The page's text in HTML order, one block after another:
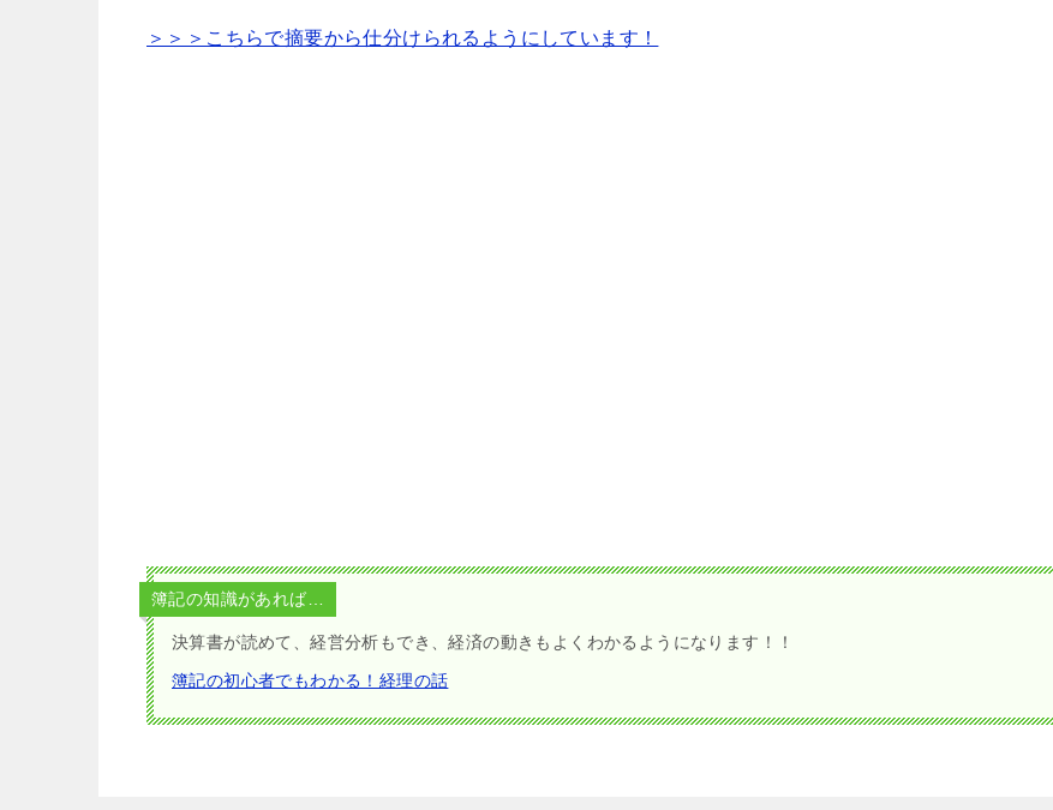
＞＞＞こちらで摘要から仕分けられるようにしています！
簿記の知識があれば…
決算書が読めて、経営分析もでき、経済の動きもよくわかるようになります！！
簿記の初心者でもわかる！経理の話